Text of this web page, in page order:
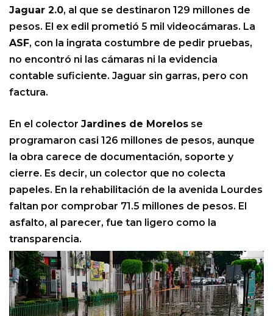
Jaguar 2.0, al que se destinaron 129 millones de
pesos. El ex edil prometió 5 mil videocámaras. La
ASF, con la ingrata costumbre de pedir pruebas,
no encontró ni las cámaras ni la evidencia
contable suficiente. Jaguar sin garras, pero con
factura.
En el colector Jardines de Morelos se
programaron casi 126 millones de pesos, aunque
la obra carece de documentación, soporte y
cierre. Es decir, un colector que no colecta
papeles. En la rehabilitación de la avenida Lourdes
faltan por comprobar 71.5 millones de pesos. El
asfalto, al parecer, fue tan ligero como la
transparencia.